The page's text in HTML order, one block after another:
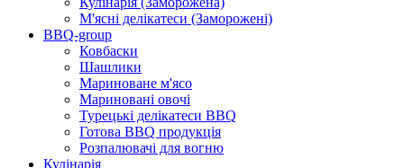
М'ясні делікатеси (Заморожені)
BBQ-group
Ковбаски
Шашлики
Мариноване м'ясо
Мариновані овочі
Турецькі делікатеси BBQ
Готова BBQ продукція
Розпалювачі для вогню
Кулінарія